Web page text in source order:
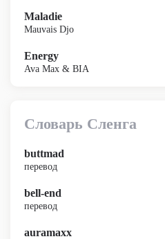
Maladie
Mauvais Djo
Energy
Ava Max & BIA
Словарь Сленга
buttmad
перевод
bell-end
перевод
auramaxx